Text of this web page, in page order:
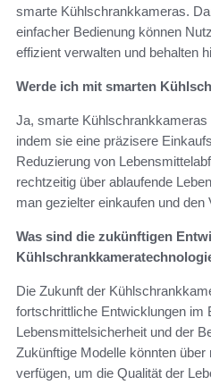
smarte Kühlschrankkameras.
einfacher Bedienung können
effizient verwalten und behalten
Werde ich mit smarten
Ja, smarte Kühlschrankkameras
indem sie eine präzisere
Reduzierung von
rechtzeitig über ablaufende
man gezielter einkaufen und den
Was sind die zukünftigen
Die Zukunft der
fortschrittliche Entwicklungen im
Lebensmittelsicherheit und der
Zukünftige Modelle könnten
verfügen, um die Qualität der